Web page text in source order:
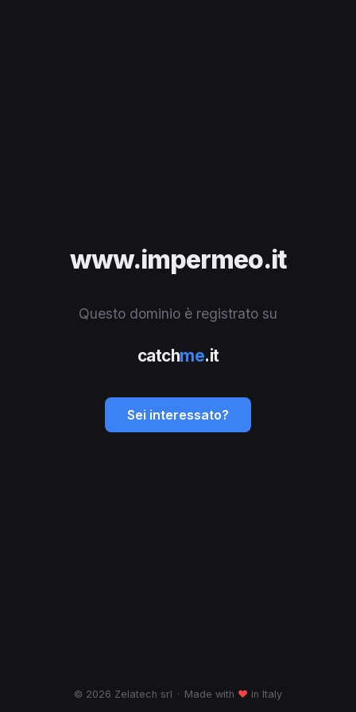
www.impermeo.it
Questo dominio è registrato su
catchme.it
Sei interessato?
© 2026 Zelatech srl · Made with ♥ in Italy